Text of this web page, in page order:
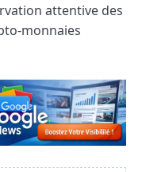
attentive des
monnaies